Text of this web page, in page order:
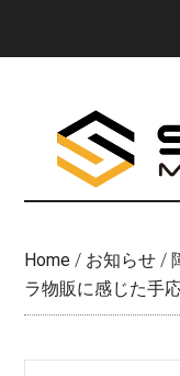
Home / お知らせ /
ラ物販に感じた手